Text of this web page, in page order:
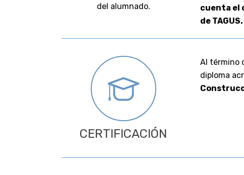
del alumnado.
cuenta el
de
CERTIFICACIÓN
Al término
diploma